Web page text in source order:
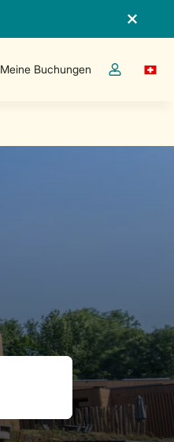
Meine Buchungen
Dropdown-